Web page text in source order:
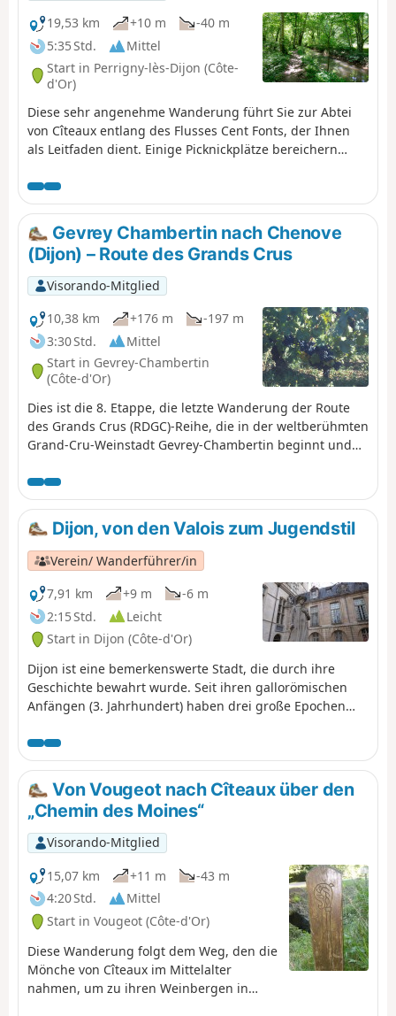
19,53 km
+10 m
-40 m
5:35 Std.
Mittel
Start in Perrigny-lès-Dijon (Côte-
d'Or)
Diese sehr angenehme Wanderung führt Sie zur Abtei
von Cîteaux entlang des Flusses Cent Fonts, der Ihnen
als Leitfaden dient. Einige Picknickplätze bereichern
Gevrey Chambertin nach Chenove
(Dijon) – Route des Grands Crus
Visorando-Mitglied
10,38 km
+176 m
-197 m
3:30 Std.
Mittel
Start in Gevrey-Chambertin
(Côte-d'Or)
Dies ist die 8. Etappe, die letzte Wanderung der Route
des Grands Crus (RDGC)-Reihe, die in der weltberühmten
Grand-Cru-Weinstadt Gevrey-Chambertin beginnt und
von Gevrey und führt Sie vorbei am Schloss durch
Wälder zum reizvollen Parc Noisot und vorbei am
Weinberg Clos Napoleon und dem Restaurant zu den
charmanten Dörfern Fixey, Couchey und Marsannay,
bevor Sie den letzten großen Weinberg der Côte d'Or
passieren und nach Genove am Stadtrand von Dijon
gelangen. Die Wanderung ist hundefreundlich und nach
einem Anstieg am Anfang relativ leicht zu bewältigen.
Die gelben und roten Linien (YR), die den RDGC
kennzeichnen, erleichtern die Orientierung.
Dijon, von den Valois zum Jugendstil
Verein/ Wanderführer/in
7,91 km
+9 m
-6 m
2:15 Std.
Leicht
Start in Dijon (Côte-d'Or)
Dijon ist eine bemerkenswerte Stadt, die durch ihre
Geschichte bewahrt wurde. Seit ihren gallorömischen
Anfängen (3. Jahrhundert) haben drei große Epochen
dann die Valois, die Großherzöge von Burgund, die
Renaissance, deren Blütezeit sich in den Stadtpalais der
Parlamentarier widerspiegelt, und der Jugendstil mit
seinen originellen Verzierungen. Das Ziel dieser
Entdeckungstour ist es, diese verschiedenen Epochen zu
durchlaufen.
Von Vougeot nach Cîteaux über den
„Chemin des Moines“
Visorando-Mitglied
15,07 km
+11 m
-43 m
4:20 Std.
Mittel
Start in Vougeot (Côte-d'Or)
Diese Wanderung folgt dem Weg, den die
Mönche von Cîteaux im Mittelalter
nahmen, um zu ihren Weinbergen in